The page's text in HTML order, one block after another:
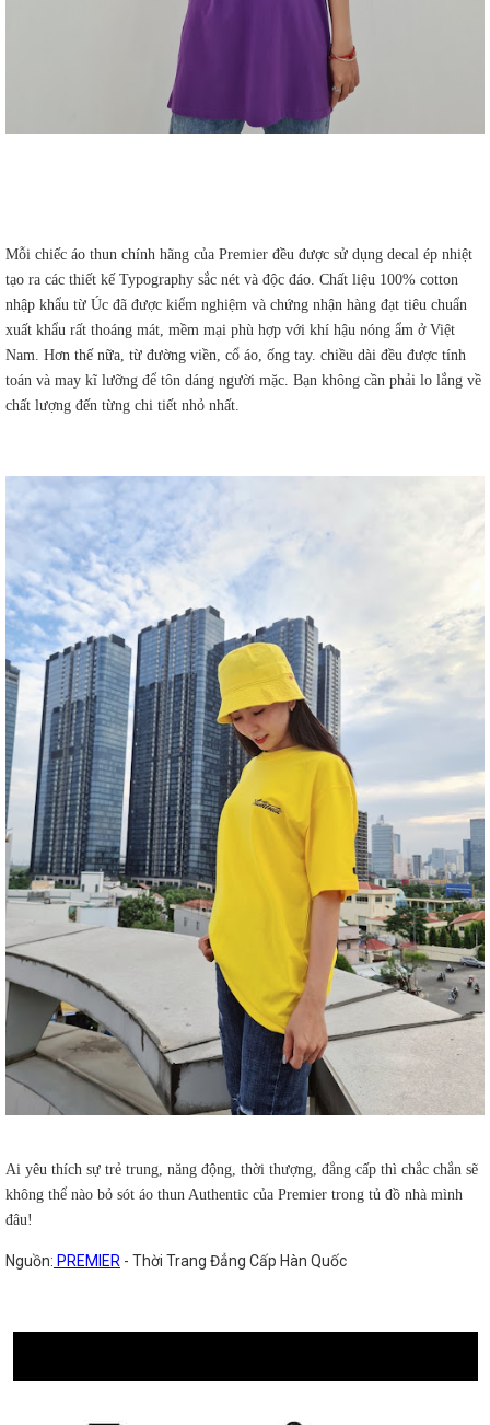
Mỗi chiếc áo thun chính hãng của Premier đều được sử dụng decal ép nhiệt
tạo ra các thiết kế Typography sắc nét và độc đáo. Chất liệu 100% cotton
nhập khẩu từ Úc đã được kiểm nghiệm và chứng nhận hàng đạt tiêu chuẩn
xuất khẩu rất thoáng mát, mềm mại phù hợp với khí hậu nóng ẩm ở Việt
Nam. Hơn thế nữa, từ đường viền, cổ áo, ống tay. chiều dài đều được tính
toán và may kĩ lưỡng để tôn dáng người mặc. Bạn không cần phải lo lắng về
chất lượng đến từng chi tiết nhỏ nhất.
Ai yêu thích sự trẻ trung, năng động, thời thượng, đẳng cấp thì chắc chắn sẽ
không thể nào bỏ sót áo thun Authentic của Premier trong tủ đồ nhà mình
đâu!
Nguồn: PREMIER - Thời Trang Đẳng Cấp Hàn Quốc